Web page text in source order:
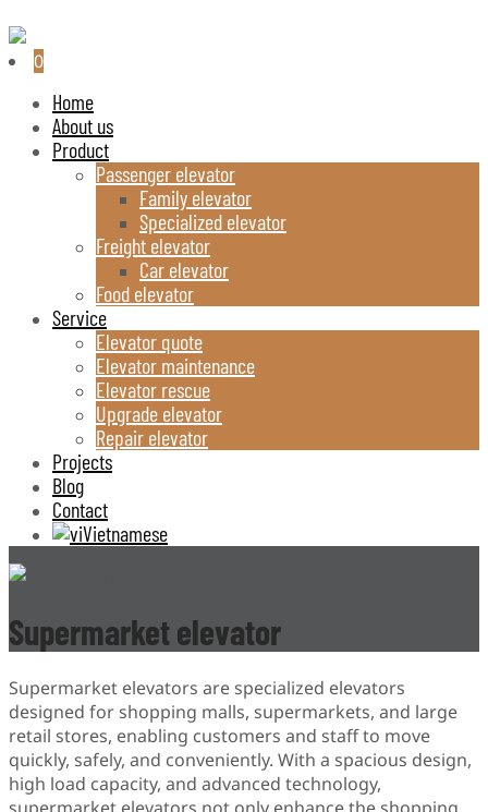
0
Home
About us
Product
Passenger elevator
Family elevator
Specialized elevator
Freight elevator
Car elevator
Food elevator
Service
Elevator quote
Elevator maintenance
Elevator rescue
Upgrade elevator
Repair elevator
Projects
Blog
Contact
Vietnamese
Supermarket elevator
Supermarket elevators are specialized elevators
designed for shopping malls, supermarkets, and large
retail stores, enabling customers and staff to move
quickly, safely, and conveniently. With a spacious design,
high load capacity, and advanced technology,